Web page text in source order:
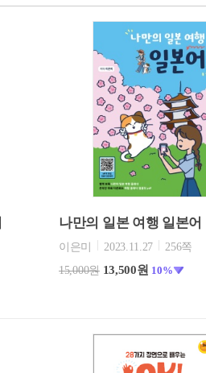
나만의 일본 여행 일본어
이은미 2023.11.27
256쪽
15,000원 13,500원 10%